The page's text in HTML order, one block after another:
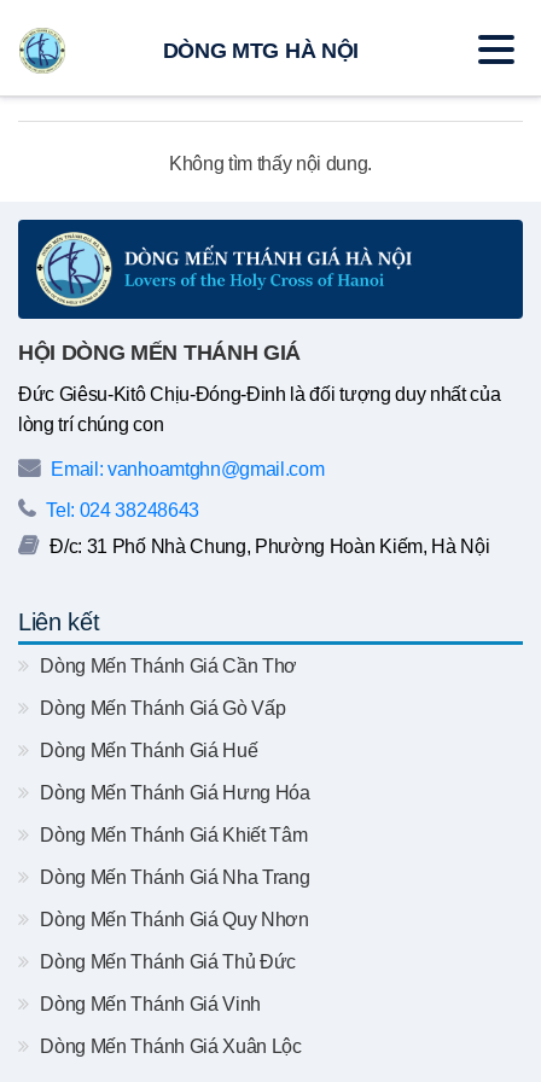
Không tìm thấy nội dung.
HỘI DÒNG MẾN THÁNH GIÁ
Đức Giêsu-Kitô Chịu-Đóng-Đinh là đối tượng duy nhất của
lòng trí chúng con
Email: vanhoamtghn@gmail.com
Tel: 024 38248643
Đ/c: 31 Phố Nhà Chung, Phường Hoàn Kiếm, Hà Nội
Liên kết
Dòng Mến Thánh Giá Cần Thơ
Dòng Mến Thánh Giá Gò Vấp
Dòng Mến Thánh Giá Huế
Dòng Mến Thánh Giá Hưng Hóa
Dòng Mến Thánh Giá Khiết Tâm
Dòng Mến Thánh Giá Nha Trang
Dòng Mến Thánh Giá Quy Nhơn
Dòng Mến Thánh Giá Thủ Đức
Dòng Mến Thánh Giá Vinh
Dòng Mến Thánh Giá Xuân Lộc
DÒNG MTG HÀ NỘI